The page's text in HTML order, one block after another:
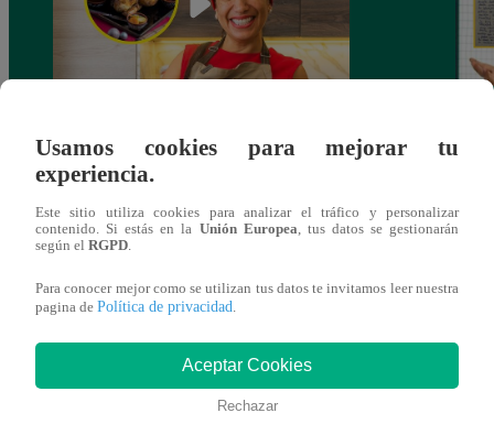
antes de Navidad?
También te puede
interesar
Usamos cookies para mejorar tu
experiencia.
Este sitio utiliza cookies para analizar el tráfico y personalizar
contenido. Si estás en la Unión Europea , tus datos se gestionarán
según el RGPD
Para conocer mejor como se utilizan tus datos te invitamos leer nuestra
pagina de Política de privacidad
Aceptar Cookies
Rechazar